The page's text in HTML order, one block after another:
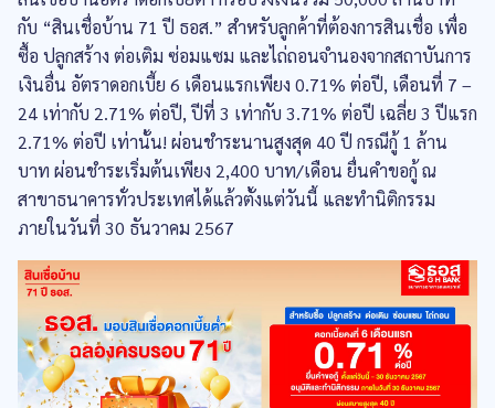
กับ “สินเชื่อบ้าน 71 ปี ธอส.” สำหรับลูกค้าที่ต้องการสินเชื่อ เพื่อ
ซื้อ ปลูกสร้าง ต่อเติม ซ่อมแซม และไถ่ถอนจำนองจากสถาบันการ
เงินอื่น อัตราดอกเบี้ย 6 เดือนแรกเพียง 0.71% ต่อปี, เดือนที่ 7 –
24 เท่ากับ 2.71% ต่อปี, ปีที่ 3 เท่ากับ 3.71% ต่อปี เฉลี่ย 3 ปีแรก
2.71% ต่อปี เท่านั้น! ผ่อนชำระนานสูงสุด 40 ปี กรณีกู้ 1 ล้าน
บาท ผ่อนชำระเริ่มต้นเพียง 2,400 บาท/เดือน ยื่นคำขอกู้ ณ
สาขาธนาคารทั่วประเทศได้แล้วตั้งแต่วันนี้ และทำนิติกรรม
ภายในวันที่ 30 ธันวาคม 2567